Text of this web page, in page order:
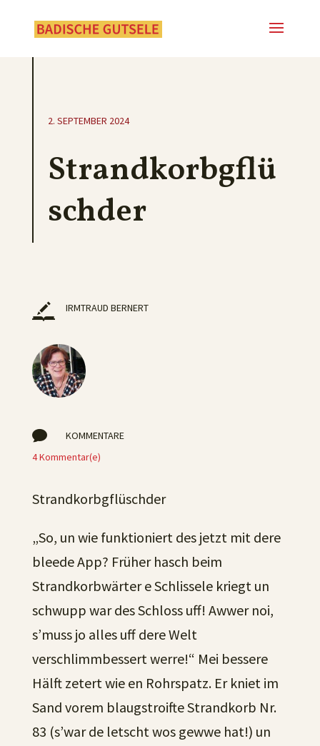
2. SEPTEMBER 2024
Strandkorbgflü
schder
IRMTRAUD BERNERT

KOMMENTARE
4 Kommentar(e)
Strandkorbgflüschder
„So, un wie funktioniert des jetzt mit dere
bleede App? Früher hasch beim
Strandkorbwärter e Schlissele kriegt un
schwupp war des Schloss uff! Awwer noi,
s’muss jo alles uff dere Welt
verschlimmbessert werre!“ Mei bessere
Hälft zetert wie en Rohrspatz. Er kniet im
Sand vorem blaugstroifte Strandkorb Nr.
83 (s’war de letscht wos gewwe hat!) un